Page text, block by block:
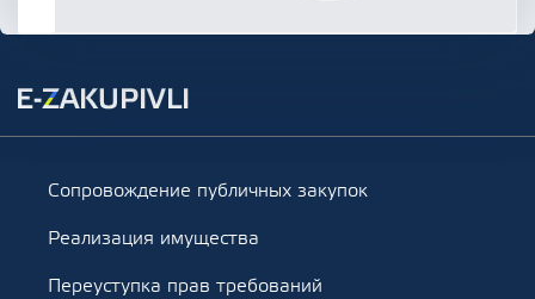
Сопровождение публичных закупок
Реализация имущества
Переуступка прав требований